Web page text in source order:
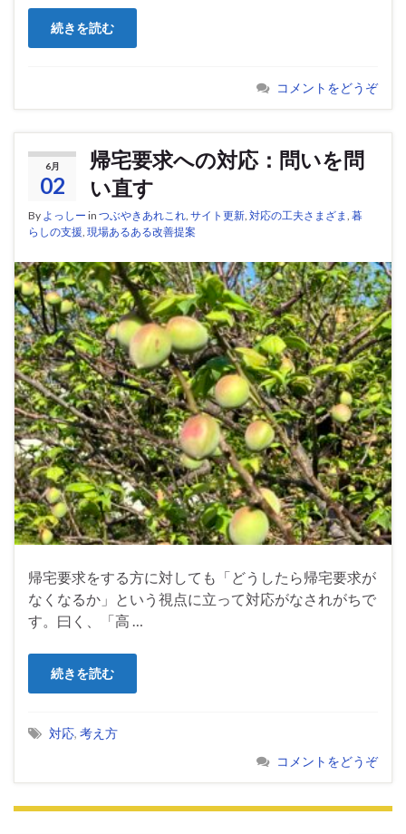
続きを読む
コメントをどうぞ
6月
02
帰宅要求への対応：問いを問
い直す
By よっしー in つぶやきあれこれ, サイト更新, 対応の工夫さまざま , 暮
らしの支援, 現場あるある改善提案
帰宅要求をする方に対しても「どうしたら帰宅要求が
なくなるか」という視点に立って対応がなされがちで
す。曰く、「高 …
続きを読む
対応, 考え方
コメントをどうぞ